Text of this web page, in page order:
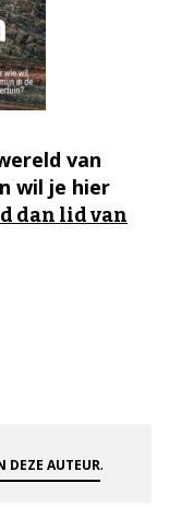
van
wil je hier
dan lid van
DEZE AUTEUR.